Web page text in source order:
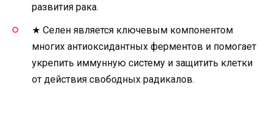
развития рака.
★ Селен является ключевым компонентом
многих антиоксидантных ферментов и помогает
укрепить иммунную систему и защитить клетки
от действия свободных радикалов.